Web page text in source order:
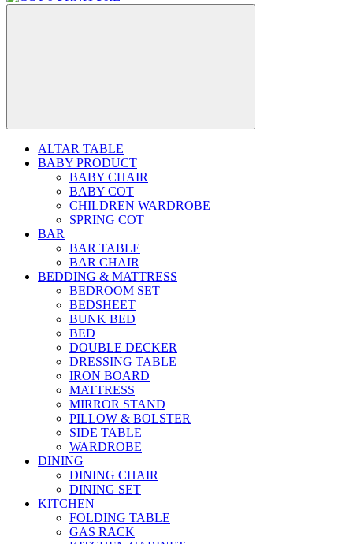
ALTAR TABLE
BABY PRODUCT
BABY CHAIR
BABY COT
CHILDREN WARDROBE
SPRING COT
BAR
BAR TABLE
BAR CHAIR
BEDDING & MATTRESS
BEDROOM SET
BEDSHEET
BUNK BED
BED
DOUBLE DECKER
DRESSING TABLE
IRON BOARD
MATTRESS
MIRROR STAND
PILLOW & BOLSTER
SIDE TABLE
WARDROBE
DINING
DINING CHAIR
DINING SET
KITCHEN
FOLDING TABLE
GAS RACK